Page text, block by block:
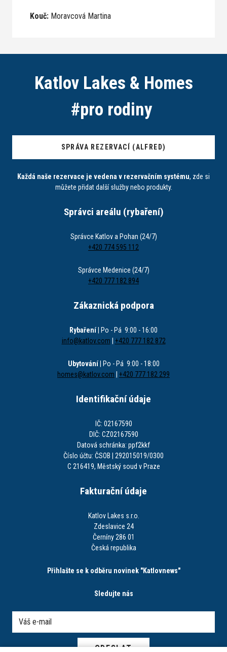
Kouč: Moravcová Martina
Katlov Lakes & Homes
#pro rodiny
SPRÁVA REZERVACÍ (ALFRED)
Každá naše rezervace je vedena v rezervačním systému, zde si
můžete přidat další služby nebo produkty.
Správci areálu (rybaření)
Správce Katlov a Pohan (24/7)
+420 774 595 112
Správce Medenice (24/7)
+420 777 182 894
Zákaznická podpora
Rybaření| Po - Pá 9:00 - 16:00
info@katlov.com
+420 777 182 872
Ubytování| Po - Pá 9:00 - 18:00
homes@katlov.com
+420 777 182 299
Identifikační údaje
IČ: 02167590
DIČ: CZ02167590
Datová schránka: ppf2kkf
Číslo účtu: ČSOB | 292015019/0300
C 216419, Městský soud v Praze
Fakturační údaje
Katlov Lakes s.r.o.
Zdeslavice 24
Černíny 286 01
Česká republika
Přihlašte se k odběru novinek "Katlovnews"
Sledujte nás
ODESLAT